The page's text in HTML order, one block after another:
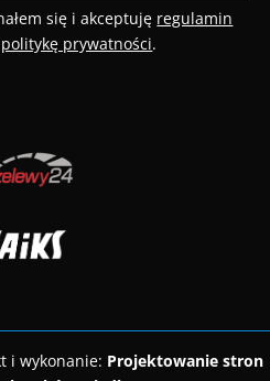
się i akceptuję regulamin
politykę prywatności.
i wykonanie: Projektowanie stron